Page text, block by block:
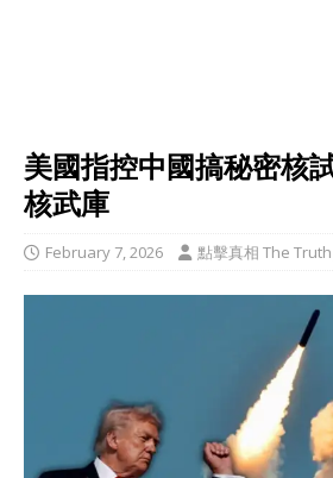
美國指控中國搞秘密核
核武庫
February 7, 2026 點擊真相 The